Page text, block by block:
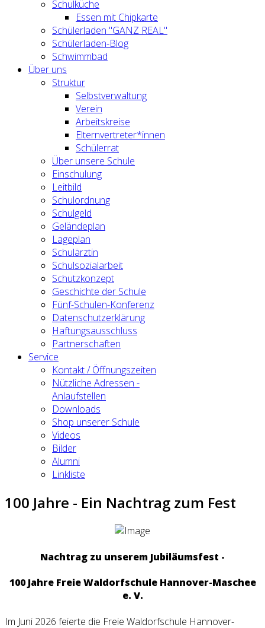
Schulküche
Essen mit Chipkarte
Schülerladen "GANZ REAL"
Schülerladen-Blog
Schwimmbad
Über uns
Struktur
Selbstverwaltung
Verein
Arbeitskreise
Elternvertreter*innen
Schülerrat
Über unsere Schule
Einschulung
Leitbild
Schulordnung
Schulgeld
Geländeplan
Lageplan
Schulärztin
Schulsozialarbeit
Schutzkonzept
Geschichte der Schule
Fünf-Schulen-Konferenz
Datenschutzerklärung
Haftungsausschluss
Partnerschaften
Service
Kontakt / Öffnungszeiten
Nützliche Adressen -
Anlaufstellen
Downloads
Shop unserer Schule
Videos
Bilder
Alumni
Linkliste
100 Jahre - Ein Nachtrag zum Fest
Nachtrag zu unserem Jubiläumsfest -
100 Jahre Freie Waldorfschule Hannover-Maschee
e. V.
Im Juni 2026 feierte die Freie Waldorfschule Hannover-